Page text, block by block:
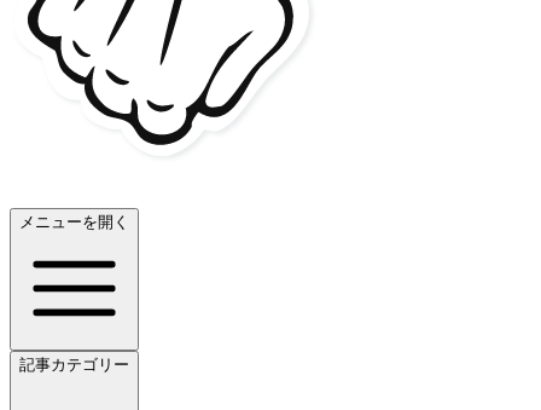
メニューを開く
記事カテゴリー